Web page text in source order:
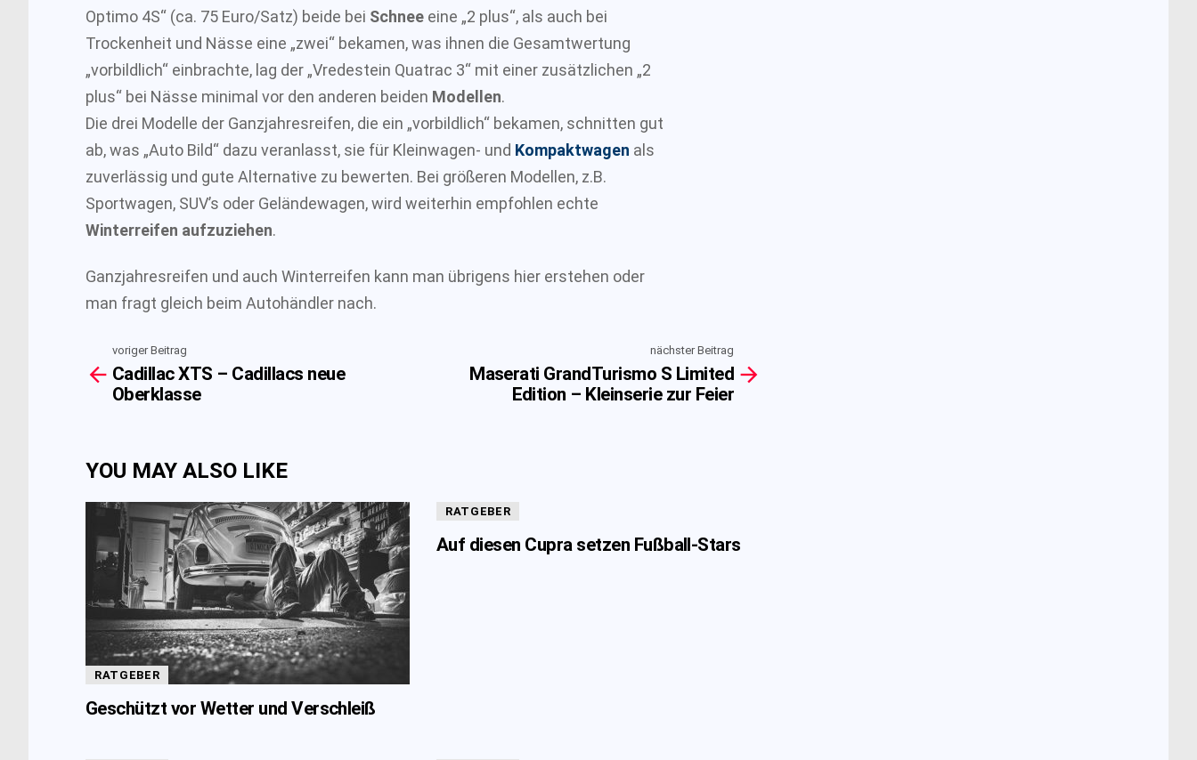
Optimo 4S“ (ca. 75 Euro/Satz) beide bei Schnee eine „2 plus“, als auch bei
Trockenheit und Nässe eine „zwei“ bekamen, was ihnen die Gesamtwertung
„vorbildlich“ einbrachte, lag der „Vredestein Quatrac 3“ mit einer zusätzlichen „2
plus“ bei Nässe minimal vor den anderen beiden Modellen.
Die drei Modelle der Ganzjahresreifen, die ein „vorbildlich“ bekamen, schnitten gut
ab, was „Auto Bild“ dazu veranlasst, sie für Kleinwagen- und Kompaktwagen als
zuverlässig und gute Alternative zu bewerten. Bei größeren Modellen, z.B.
Sportwagen, SUV’s oder Geländewagen, wird weiterhin empfohlen echte
Winterreifen aufzuziehen.
Ganzjahresreifen und auch Winterreifen kann man übrigens hier erstehen oder
man fragt gleich beim Autohändler nach.
more
voriger Beitrag
Cadillac XTS – Cadillacs neue
Oberklasse
nächster Beitrag
Maserati GrandTurismo S Limited
Edition – Kleinserie zur Feier
YOU MAY ALSO LIKE
RATGEBER
Geschützt vor Wetter und Verschleiß
RATGEBER
Auf diesen Cupra setzen Fußball-Stars